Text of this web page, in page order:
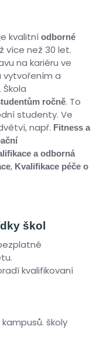
kvalitní odborné
více než 30 let.
na kariéru ve
a
ročně. To
studenty. Ve
např. Fitness a
a odborná
, Kvalifikace péče o
škol
kvalifikovaní
školy